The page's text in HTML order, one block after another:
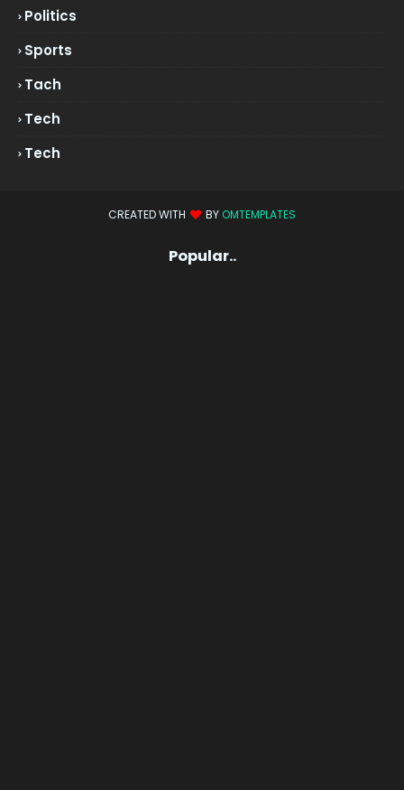
Politics
Sports
Tach
Tech
Tech
CREATED WITH BY OMTEMPLATES
Popular..